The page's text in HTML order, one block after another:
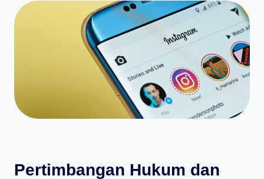
Pertimbangan Hukum dan